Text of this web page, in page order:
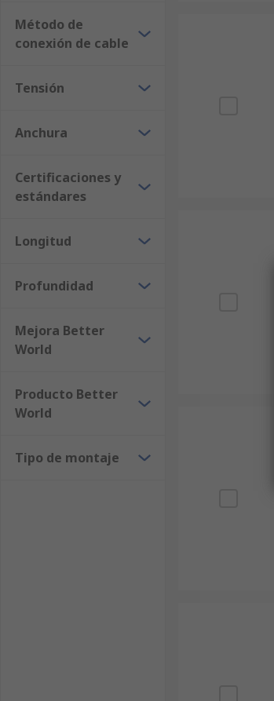
Método de
conexión de cable
Tensión
Anchura
Certificaciones y
estándares
Longitud
Profundidad
Mejora Better
World
Producto Better
World
Tipo de montaje